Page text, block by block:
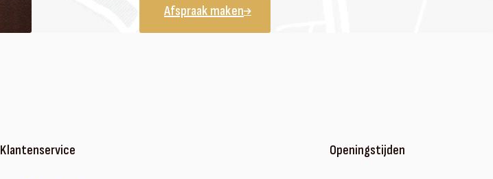
Afspraak maken
Klantenservice Openingstijden